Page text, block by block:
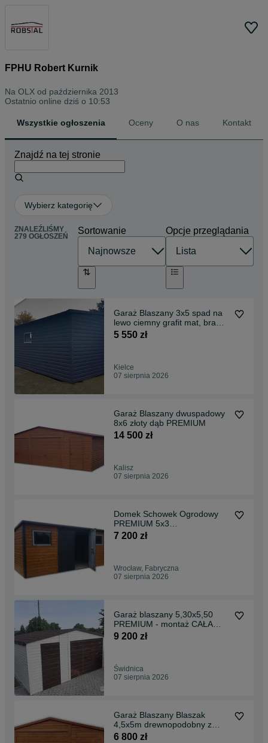
FPHU Robert Kurnik
Na OLX od października 2013
Ostatnio online dziś o 10:53
Wszystkie ogłoszenia Oceny O nas Kontakt
Znajdź na tej stronie
Wybierz kategorię
ZNALEŹLIŚMY
279 OGŁOSZEŃ
Sortowanie Opcje przeglądania
Garaż Blaszany 3x5 spad na
lewo ciemny grafit mat, brama
uchylna
5 550 zł
Kielce
07 sierpnia 2026
Garaż Blaszany dwuspadowy
8x6 złoty dąb PREMIUM
14 500 zł
Kalisz
07 sierpnia 2026
Domek Schowek Ogrodowy
PREMIUM 5x3
drewnopodobny spad na tył
7 200 zł
Wrocław, Fabryczna
07 sierpnia 2026
Garaż blaszany 5,30x5,50
PREMIUM - montaż CAŁA
POLSKA! #54
9 200 zł
Świdnica
07 sierpnia 2026
Garaż Blaszany Blaszak
4,5x5m drewnopodobny z
bramą uchylną
6 800 zł